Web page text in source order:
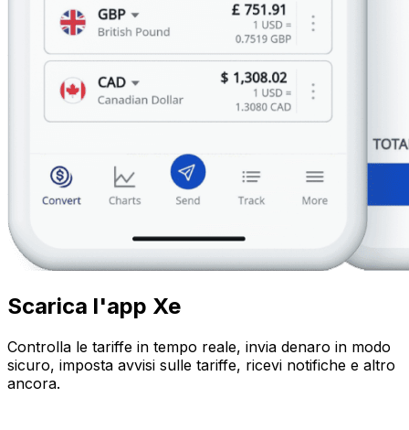
Scarica l'app Xe
Controlla le tariffe in tempo reale, invia denaro in modo
sicuro, imposta avvisi sulle tariffe, ricevi notifiche e altro
ancora.